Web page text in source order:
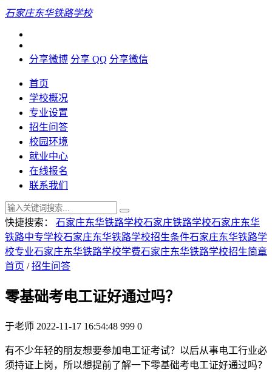
石家庄东华铁路学校
分享微博 分享 QQ 分享微信
首页
学校概况
专业设置
招生问答
校园环境
就业中心
在线报名
联系我们
快捷搜索： 石家庄东华铁路学校石家庄铁路学校石家庄东华
铁路中专学校石家庄东华铁路学校招生条件石家庄东华铁路学
校专业石家庄东华铁路学校学费石家庄东华铁路学校招生简章
首页 /招生问答
零基础考电工证好通过吗？
于老师 2022-11-17 16:54:48 999 0
有不少年轻的朋友想要参加电工证考试？以后从事电工行业必
须持证上岗，所以想提前了解一下零基础考电工证好通过吗？